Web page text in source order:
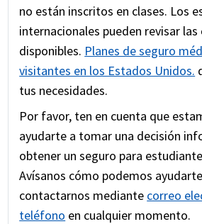
no están inscritos en clases. Los
internacionales pueden revisar las
disponibles. Planes de seguro
visitantes en los Estados Unidos.
tus necesidades.
Por favor, ten en cuenta que
ayudarte a tomar una decisión
obtener un seguro para
Avísanos cómo podemos
contactarnos mediante correo
teléfono en cualquier momento.